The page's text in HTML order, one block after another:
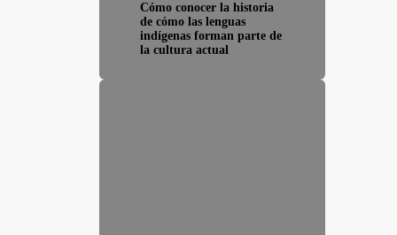
Cómo conocer la historia
de cómo las lenguas
indígenas forman parte de
la cultura actual